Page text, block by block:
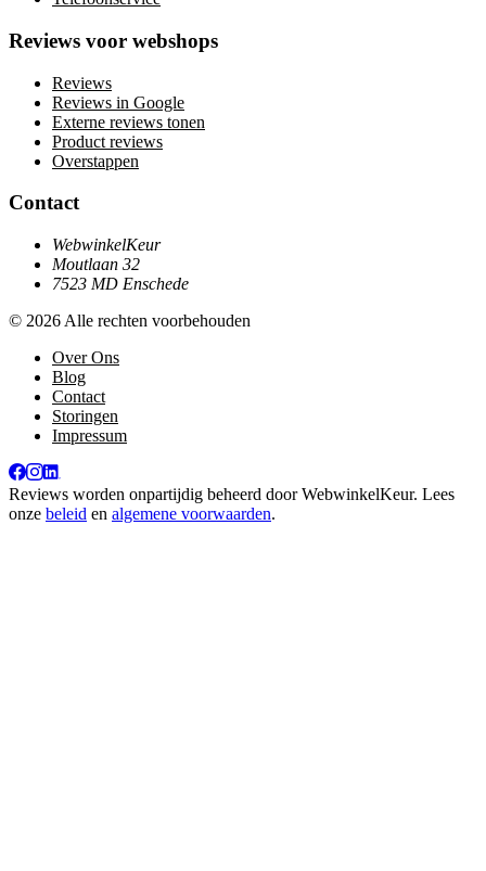
Reviews voor webshops
Reviews
Reviews in Google
Externe reviews tonen
Product reviews
Overstappen
Contact
WebwinkelKeur
Moutlaan 32
7523 MD Enschede
© 2026 Alle rechten voorbehouden
Over Ons
Blog
Contact
Storingen
Impressum
Reviews worden onpartijdig beheerd doorWebwinkelKeur. Lees
onze beleid en algemene voorwaarden.